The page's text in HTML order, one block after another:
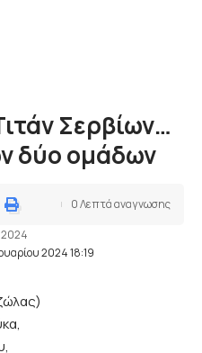
Σερβίων…
δύο ομάδων
2024 18:19
2024
0 Λεπτά αναγνωσης